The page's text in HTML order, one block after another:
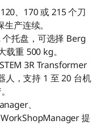
、170 或 215 个刀
产连续。
个托盘，可选择 Berg
重 500 kg。
3R Transformer
人，支持 1 至 20 台机
、
提